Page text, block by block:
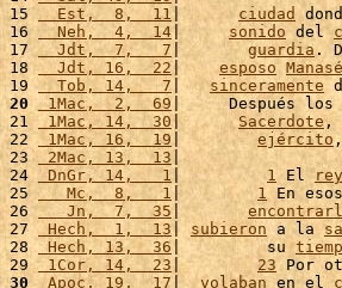
15
  Est,  8,  11
| ciudad
16
  Neh,  4,  14
| sonido del
17
  Jdt,  7,   7
| guardia .
18
  Jdt, 16,  22
| esposo
19
  Tob, 14,   7
| sinceramente
20
1Mac,  2,  69 |     Después los
21
1Mac, 14,  30| Sacerdote,
22
1Mac, 16,  19| ejército
23 2Mac, 13,  13
24 DnGr, 14,   1 | 1 El rey
25
   Mc,  8,   1
| 1 En
26
   Jn,  7,  35
|
27
Hech,  1,  13| subieron a la
28 Hech, 13,  36 |         su
29 1Cor, 14,  23 | 23 Por
30
Apoc, 19,  17| volaban en el